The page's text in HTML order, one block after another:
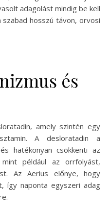
adagolást mindig be kell
hosszú távon, orvosi
és
amely szintén egy
A desloratadin a
hatékonyan csökkenti az
például az orrfolyást,
Az Aerius előnye, hogy
így naponta egyszeri adag